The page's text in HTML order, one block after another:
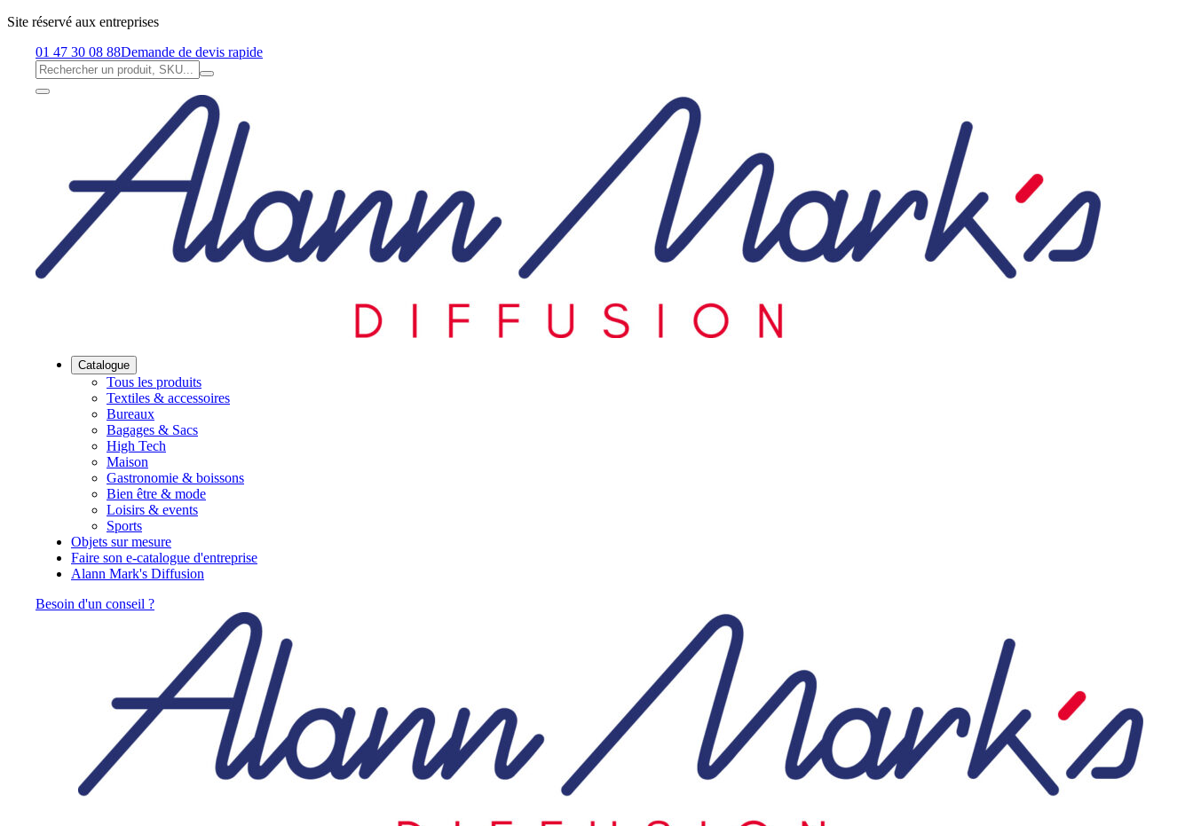
Site réservé aux entreprises
01 47 30 08 88Demande de devis rapide
Catalogue
Tous les produits
Textiles & accessoires
Bureaux
Bagages & Sacs
High Tech
Maison
Gastronomie & boissons
Bien être & mode
Loisirs & events
Sports
Objets sur mesure
Faire son e-catalogue d'entreprise
Alann Mark's Diffusion
Besoin d'un conseil ?